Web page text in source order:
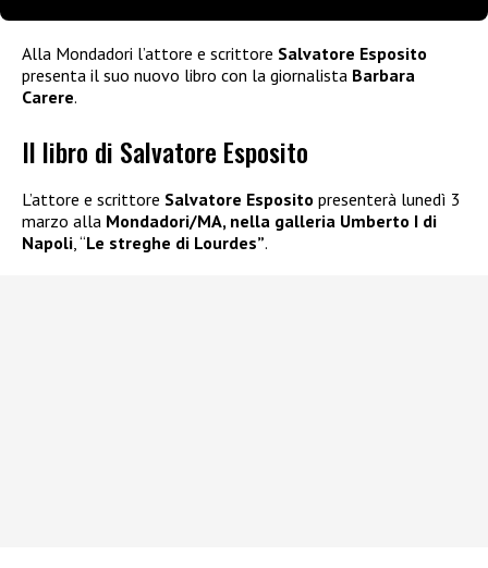
Alla Mondadori l’attore e scrittore Salvatore Esposito
presenta il suo nuovo libro con la giornalista Barbara
Carere.
Il libro di Salvatore Esposito
L’attore e scrittore Salvatore Esposito presenterà lunedì 3
marzo alla Mondadori/MA, nella galleria Umberto I di
Napoli, “Le streghe di Lourdes”.